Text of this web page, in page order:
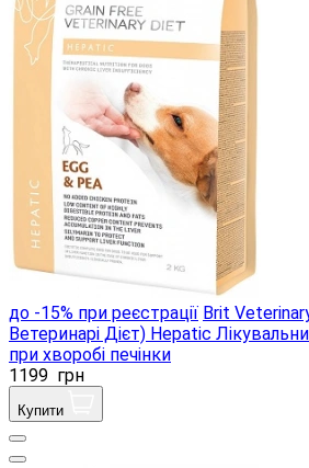
до -15% при реєстрації Brit
Ветеринарі Дієт) Hepatic
при хворобі печінки
1199 грн
Купити